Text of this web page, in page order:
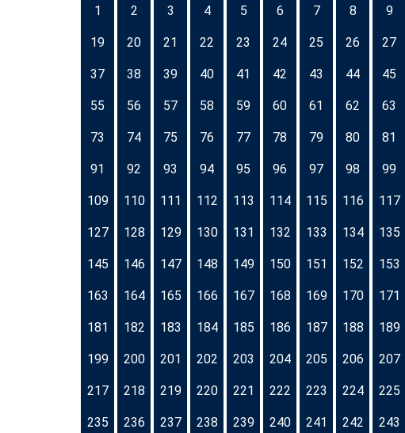
1 2 3 4 5 6 7 8 9
19 20 21 22 23 24 25 26 27
37 38 39 40 41 42 43 44 45
55 56 57 58 59 60 61 62 63
73 74 75 76 77 78 79 80 81
91 92 93 94 95 96 97 98 99
109 110 111 112 113 114 115 116 117
127 128 129 130 131 132 133 134 135
145 146 147 148 149 150 151 152 153
163 164 165 166 167 168 169 170 171
181 182 183 184 185 186 187 188 189
199 200 201 202 203 204 205 206 207
217 218 219 220 221 222 223 224 225
235 236 237 238 239 240 241 242 243